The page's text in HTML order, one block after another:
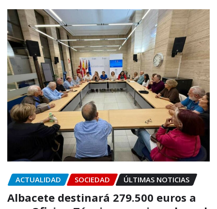
ACTUALIDAD SOCIEDAD ÚLTIMAS NOTICIAS
Albacete destinará 279.500 euros a